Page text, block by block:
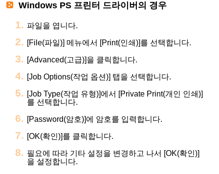
Windows PS 프린터 드라이버의 경우
파일을 엽니다.
[File(파일)] 메뉴에서 [Print(인쇄)]를 선택합니다.
[Advanced(고급)]을 클릭합니다.
[Job Options(작업 옵션)] 탭을 선택합니다.
[Job Type(작업 유형)]에서 [Private Print(개인 인쇄)]
를 선택합니다.
[Password(암호)]에 암호를 입력합니다.
[OK(확인)]를 클릭합니다.
필요에 따라 기타 설정을 변경하고 나서 [OK(확인)]
을 설정합니다.